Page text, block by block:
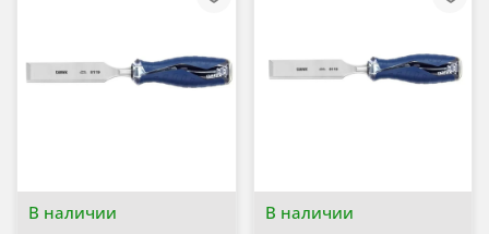
В наличии В наличии